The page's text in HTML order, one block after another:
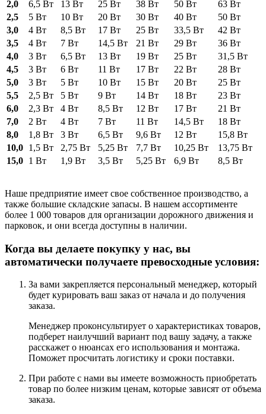
2,0
6,5 Вт 13 Вт 25 Вт 38 Вт 50 Вт
63 Вт
2,5
5 Вт 10 Вт 20 Вт 30 Вт 40 Вт
50 Вт
3,0
4 Вт 8,5 Вт 17 Вт 25 Вт 33,5 Вт
42 Вт
3,5
4 Вт 7 Вт 14,5 Вт 21 Вт 29 Вт
36 Вт
4,0
3 Вт 6,5 Вт 13 Вт 19 Вт 25 Вт
31,5 Вт
4,5
3 Вт 6 Вт 11 Вт 17 Вт 22 Вт
28 Вт
5,0
3 Вт 5 Вт 10 Вт 15 Вт 20 Вт
25 Вт
5,5
2,5 Вт 5 Вт 9 Вт 14 Вт 18 Вт
23 Вт
6,0
2,3 Вт 4 Вт 8,5 Вт 12 Вт 17 Вт
21 Вт
7,0
2 Вт 4 Вт 7 Вт 11 Вт 14,5 Вт
18 Вт
8,0
1,8 Вт 3 Вт 6,5 Вт 9,6 Вт 12 Вт
15,8 Вт
10,0 1,5 Вт 2,75 Вт 5,25 Вт 7,7 Вт 10,25 Вт
13,75 Вт
15,0 1 Вт 1,9 Вт 3,5 Вт 5,25 Вт 6,9 Вт 8,5 Вт
Наше предприятие имеет свое собственное производство, а
также большие складские запасы. В нашем ассортименте
более 1 000 товаров для организации дорожного движения и
парковок, и они всегда доступны в наличии.
Когда вы делаете покупку у нас, вы
автоматически получаете превосходные условия:
За вами закрепляется персональный менеджер, который
будет курировать ваш заказ от начала и до получения
заказа.
Менеджер проконсультирует о характеристиках товаров,
подберет наилучший вариант под вашу задачу, а также
расскажет о нюансах его использования и монтажа.
Поможет просчитать логистику и сроки поставки.
При работе с нами вы имеете возможность приобретать
товар по более низким ценам, которые зависят от объема
заказа.